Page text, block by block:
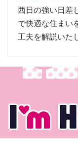
西日の強い日差
で快適な住まい
工夫を解説いた